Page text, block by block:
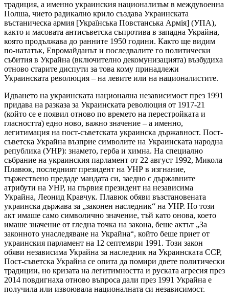
традиция, а именно украинския национализъм в междувоенна
Полша, чието радикално крило създава Украинската
въстаническа армия [Українська Повстанська Армія] (УПА),
както и масовата антисъветска съпротива в западна Украйна,
която продължава до ранните 1950 години. Както ще видим
по-нататък, Евромайданът и последвалите го политически
събития в Украйна (включително декомунизацията) възбудиха
отново старите диспути за това кому принадлежи
Украинската революция – на левите или на националистите.
Идването на украинската национална независимост през 1991
придава на разказа за Украинската революция от 1917-21
(който се е появил отново по времето на перестройката и
гласността) едно ново, важно значение – а именно,
легитимация на пост-съветската украинска държавност. Пост-
съветска Украйна възприе символите на Украинската народна
република (УНР): знамето, герба и химна. На специално
събрание на украинския парламент от 22 август 1992, Микола
Плавюк, последният президент на УНР в изгнание,
тържествено предаде мандата си, заедно с държавните
атрибути на УНР, на първия президент на независима
Украйна, Леонид Кравчук. Плавюк обяви възстановената
украинска държава за „законен наследник“ на УНР. Но този
акт имаше само символично значение, тъй като онова, което
имаше значение от гледна точка на закона, беше актът „За
законното унаследяване на Украйна“, който беше приет от
украинския парламент на 12 септември 1991. Този закон
обяви независима Украйна за наследник на Украинската ССР,
Пост-съветска Украйна се опита да помири двете политически
традиции, но кризата на легитимността и руската агресия през
2014 повдигнаха отново въпроса дали през 1991 Украйна е
получила или извоювала националната си независимост.